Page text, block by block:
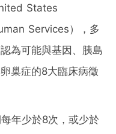
States
Services），多
為可能與基因、胰島
巢症的8大臨床病徵
年少於8次，或少於